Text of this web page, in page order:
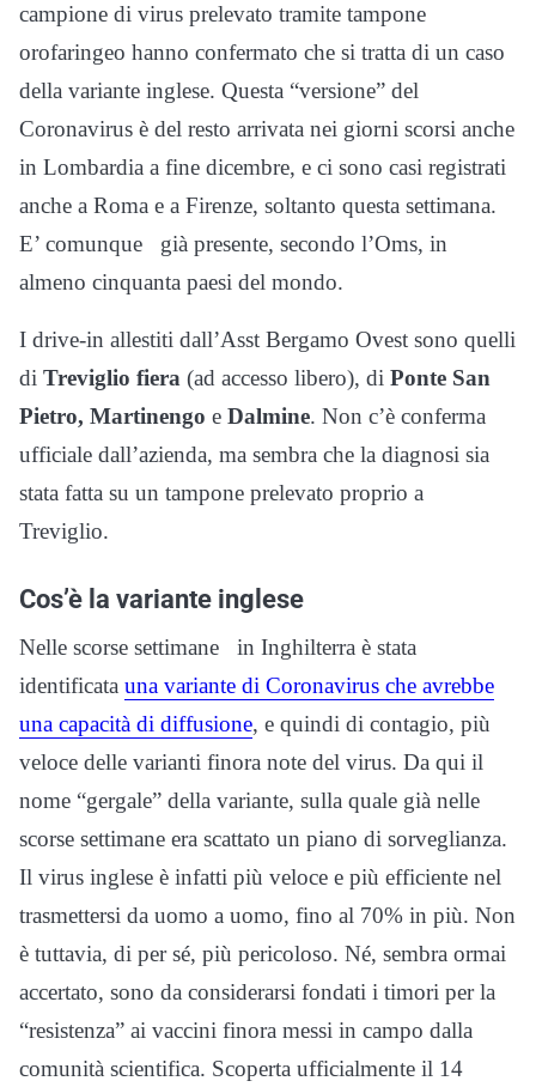
campione di virus prelevato tramite tampone
orofaringeo hanno confermato che si tratta di un caso
della variante inglese. Questa “versione” del
Coronavirus è del resto arrivata nei giorni scorsi anche
in Lombardia a fine dicembre, e ci sono casi registrati
anche a Roma e a Firenze, soltanto questa settimana.
E’ comunque già presente, secondo l’Oms, in
almeno cinquanta paesi del mondo.
I drive-in allestiti dall’Asst Bergamo Ovest sono quelli
di Treviglio fiera (ad accesso libero), di Ponte San
Pietro, Martinengo e Dalmine. Non c’è conferma
ufficiale dall’azienda, ma sembra che la diagnosi sia
stata fatta su un tampone prelevato proprio a
Treviglio.
Cos’è la variante inglese
Nelle scorse settimane in Inghilterra è stata
identificata una variante di Coronavirus che avrebbe
una capacità di diffusione, e quindi di contagio, più
veloce delle varianti finora note del virus. Da qui il
nome “gergale” della variante, sulla quale già nelle
scorse settimane era scattato un piano di sorveglianza.
Il virus inglese è infatti più veloce e più efficiente nel
trasmettersi da uomo a uomo, fino al 70% in più. Non
è tuttavia, di per sé, più pericoloso. Né, sembra ormai
accertato, sono da considerarsi fondati i timori per la
“resistenza” ai vaccini finora messi in campo dalla
comunità scientifica. Scoperta ufficialmente il 14